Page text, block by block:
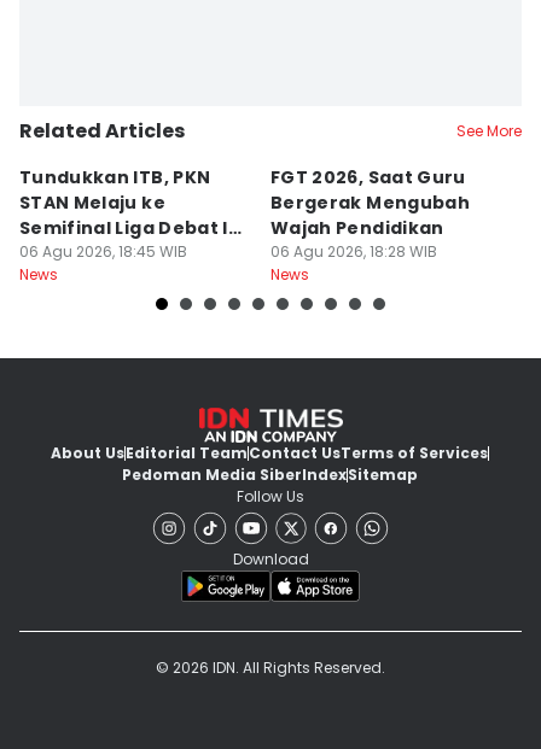
Related Articles See More
Tundukkan ITB, PKN
STAN Melaju ke
Semifinal Liga Debat IDN
Times 2026
06 Agu 2026, 18:45 WIB
News
FGT 2026, Saat Guru
Bergerak Mengubah
Wajah Pendidikan
06 Agu 2026, 18:28 WIB
News
About UsEditorial TeamContact UsTerms of Services
Pedoman Media SiberIndexSitemap
Follow Us
Download
© 2026 IDN. All Rights Reserved.